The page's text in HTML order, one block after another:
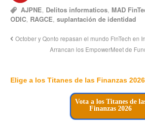
AJPNE, Delitos informaticos, MAD
ODIC, RAGCE,suplantación de identidad
October y Qonto repasan el mundo FinTech en
Arrancan los EmpowerMeet de
Elige a los Titanes de las Finanzas 2026
Vota a los Titanes de
Finanzas 2026